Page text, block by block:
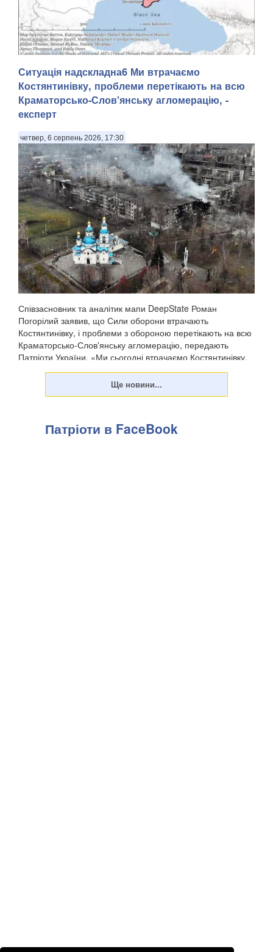
Розпочато розслідування за фактом розстрілу окупантами
військовополоненого у Волноваському районі, передають
Патріоти України з посиланням на пресслужбу Донецької
обласної прокуратури. . Зазначається, що 22 липня 2026
року ворог атакував позиції ЗСУ ...
Ситуація надскладна6 Ми втрачаємо
Костянтинівку, проблеми перетікають на всю
Краматорсько-Слов'янську агломерацію, -
експерт
четвер, 6 серпень 2026, 17:30
Співзасновник та аналітик мапи DeepState Роман
Погорілий заявив, що Сили оборони втрачають
Костянтинівку, і проблеми з обороною перетікають на всю
Краматорсько-Слов'янську агломерацію, передають
Патріоти України. «Ми сьогодні втрачаємо Костянтинівку,
Патріоти в FaceBook